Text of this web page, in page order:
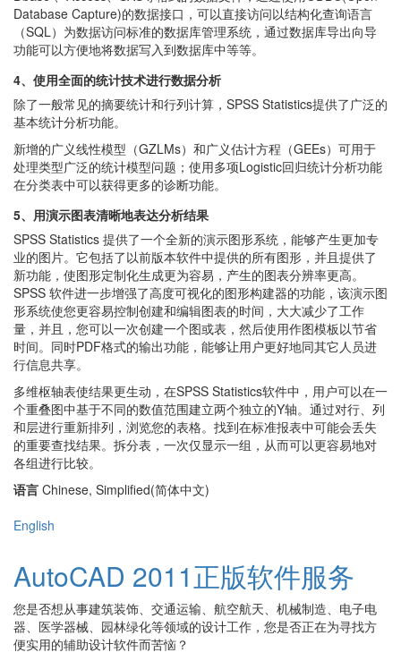
Database Capture)的数据接口，可以直接访问以结构化查询语言
（SQL）为数据访问标准的数据库管理系统，通过数据库导出向导
功能可以方便地将数据写入到数据库中等等。
4、使用全面的统计技术进行数据分析
除了一般常见的摘要统计和行列计算，SPSS Statistics提供了广泛的
基本统计分析功能。
新增的广义线性模型（GZLMs）和广义估计方程（GEEs）可用于
处理类型广泛的统计模型问题；使用多项Logistic回归统计分析功能
在分类表中可以获得更多的诊断功能。
5、用演示图表清晰地表达分析结果
SPSS Statistics 提供了一个全新的演示图形系统，能够产生更加专
业的图片。它包括了以前版本软件中提供的所有图形，并且提供了
新功能，使图形定制化生成更为容易，产生的图表分辨率更高。
SPSS 软件进一步增强了高度可视化的图形构建器的功能，该演示图
形系统使您更容易控制创建和编辑图表的时间，大大减少了工作
量，并且，您可以一次创建一个图或表，然后使用作图模板以节省
时间。同时PDF格式的输出功能，能够让用户更好地同其它人员进
行信息共享。
多维枢轴表使结果更生动，在SPSS Statistics软件中，用户可以在一
个重叠图中基于不同的数值范围建立两个独立的Y轴。通过对行、列
和层进行重新排列，浏览您的表格。找到在标准报表中可能会丢失
的重要查找结果。拆分表，一次仅显示一组，从而可以更容易地对
各组进行比较。
语言 Chinese, Simplified(简体中文)
English
AutoCAD 2011正版软件服务
您是否想从事建筑装饰、交通运输、航空航天、机械制造、电子电
器、医学器械、园林绿化等领域的设计工作，您是否正在为寻找方
便实用的辅助设计软件而苦恼？